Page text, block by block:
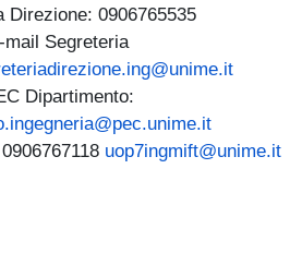
Direzione: 0906765535
mail Segreteria
Dipartimento:
uop7ingmift@unime.it